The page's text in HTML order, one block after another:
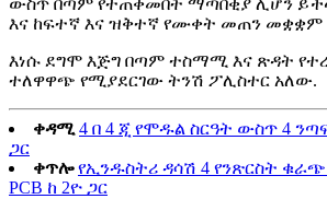
ውስጥ በጣም የተጠቀመበት ማጣበቂያ ሊሆን
እና ከፍተኛ እና ዝቅተኛ የሙቀት መጠን መቋቋም
እነሱ ደግሞ እጅግ በጣም ተስማሚ እና ጽዳት
ተለዋዋጭ የሚያደርገው ትንሽ ፖሊስተር አለው.
ቀዳሚ 4 በ 4 ጂ የሞዱል ስርዓት ውስጥ 4 ንጣፍ
ጋር
ቀጥሎ የኢንዱስትሪ ዳሳሽ 4 የንጽርስት
PCB ከ 2ዮ ጋር